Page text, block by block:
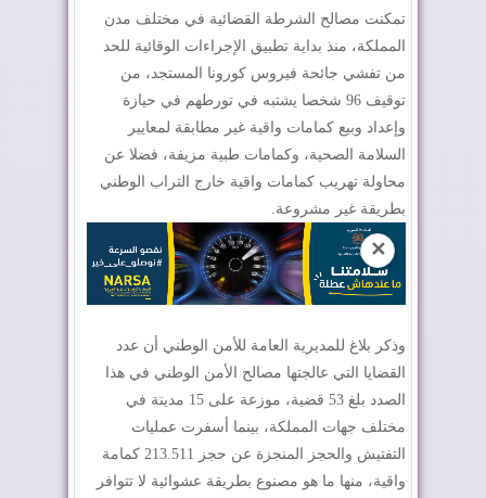
تمكنت مصالح الشرطة القضائية في مختلف مدن
المملكة، منذ بداية تطبيق الإجراءات الوقائية للحد
من تفشي جائحة فيروس كورونا المستجد، من
توقيف 96 شخصا يشتبه في تورطهم في حيازة
وإعداد وبيع كمامات واقية غير مطابقة لمعايير
السلامة الصحية، وكمامات طبية مزيفة، فضلا عن
محاولة تهريب كمامات واقية خارج التراب الوطني
بطريقة غير مشروعة.
✕
وذكر بلاغ للمديرية العامة للأمن الوطني أن عدد
القضايا التي عالجتها مصالح الأمن الوطني في هذا
الصدد بلغ 53 قضية، موزعة على 15 مدينة في
مختلف جهات المملكة، بينما أسفرت عمليات
التفتيش والحجز المنجزة عن حجز 213.511 كمامة
واقية، منها ما هو مصنوع بطريقة عشوائية لا تتوافر